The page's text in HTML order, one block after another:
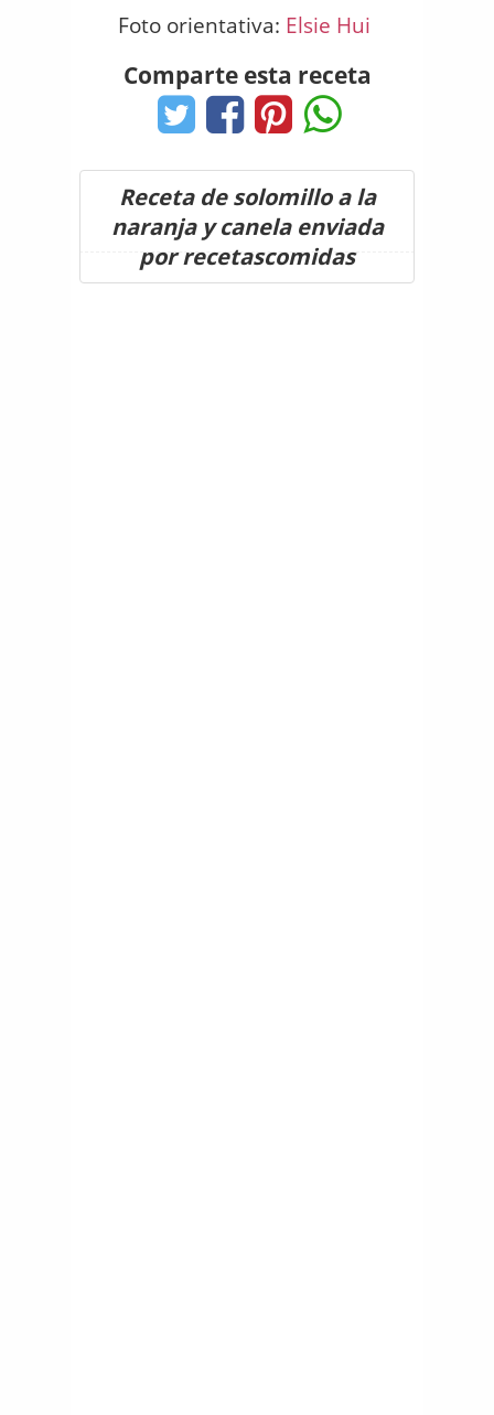
Foto orientativa: Elsie Hui
Comparte esta receta
Receta de solomillo a la
naranja y canela enviada
por recetascomidas